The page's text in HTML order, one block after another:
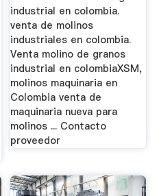
industrial en colombia.
venta de molinos
industriales en colombia.
Venta molino de granos
industrial en colombiaXSM,
molinos maquinaria en
Colombia venta de
maquinaria nueva para
molinos ... Contacto
proveedor